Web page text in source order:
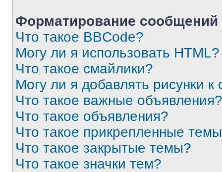
Форматирование
Что такое BBCode?
Могу ли я использовать HTML?
Что такое смайлики?
Могу ли я добавлять рисунки
Что такое важные объявления?
Что такое объявления?
Что такое прикрепленные
Что такое закрытые темы?
Что такое значки тем?